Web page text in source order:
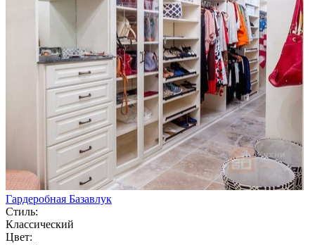
Гардеробная Базавлук
Стиль:
Классический
Цвет: